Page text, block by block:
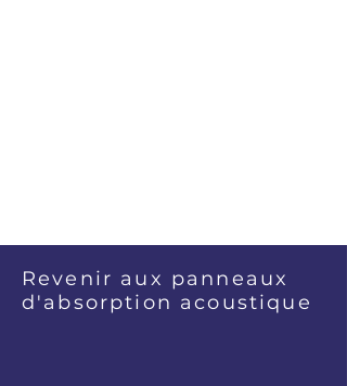
Revenir aux panneaux
d'absorption acoustique